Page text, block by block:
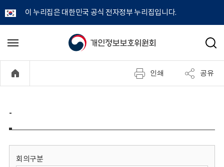
이 누리집은 대한민국 공식 전자정부 누리집입니다.
개
정
보
메
기
검
인쇄 공유
-
회의구분